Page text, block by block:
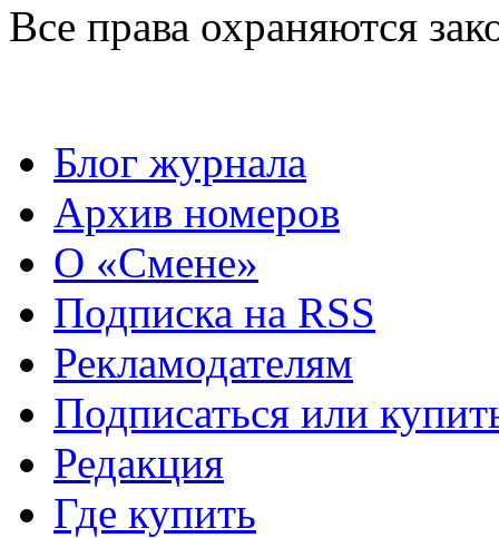
Все права охраняются
Блог журнала
Архив номеров
О «Смене»
Подписка на RSS
Рекламодателям
Подписаться или
Редакция
Где купить